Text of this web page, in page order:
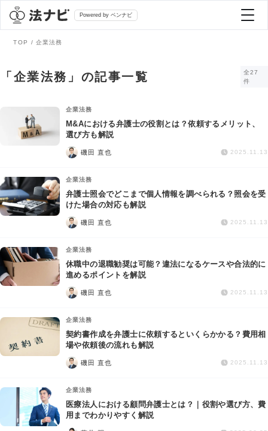
Powered by ベンナビ
全て
法律相談
債務整理
交通事故
労働問題
債権回収
IT・ネット
弁護士を探す
おすすめ弁護士診断
AI Search Premium
掲載をご検討の弁護士の方へ
TOP 企業法務
「企業法務」の記事一覧
全27
件
企業法務
M&Aにおける弁護士の役割とは？依頼するメリット、
選び方も解説
磯田 直也 2025.11.13
企業法務
弁護士照会でどこまで個人情報を調べられる？照会を受
けた場合の対応も解説
磯田 直也 2025.11.13
企業法務
休職中の退職勧奨は可能？違法になるケースや合法的に
進めるポイントを解説
磯田 直也 2025.11.13
企業法務
契約書作成を弁護士に依頼するといくらかかる？費用相
場や依頼後の流れも解説
磯田 直也 2025.11.13
企業法務
医療法人における顧問弁護士とは？｜役割や選び方、費
用までわかりやすく解説